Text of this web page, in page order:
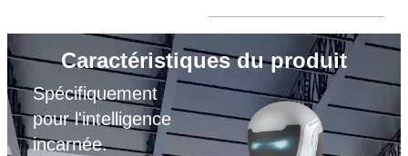
Caractéristiques du produit
Spécifiquement
pour l'intelligence
incarnée.